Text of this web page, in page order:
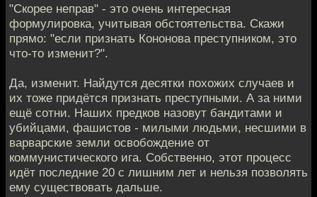
"Скорее неправ" - это очень интересная
формулировка, учитывая обстоятельства. Скажи
прямо: "если признать Кононова преступником, это
что-то изменит?".
Да, изменит. Найдутся десятки похожих случаев и
их тоже придётся признать преступными. А за ними
ещё сотни. Наших предков назовут бандитами и
убийцами, фашистов - милыми людьми, несшими в
варварские земли освобождение от
коммунистического ига. Собственно, этот процесс
идёт последние 20 с лишним лет и нельзя позволять
ему существовать дальше.